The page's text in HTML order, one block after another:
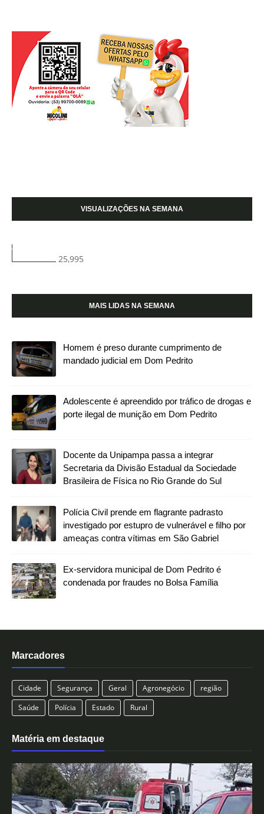
VISUALIZAÇÕES NA SEMANA
25,995
MAIS LIDAS NA SEMANA
Homem é preso durante cumprimento de
mandado judicial em Dom Pedrito
Adolescente é apreendido por tráfico de drogas e
porte ilegal de munição em Dom Pedrito
Docente da Unipampa passa a integrar
Secretaria da Divisão Estadual da Sociedade
Brasileira de Física no Rio Grande do Sul
Polícia Civil prende em flagrante padrasto
investigado por estupro de vulnerável e filho por
ameaças contra vítimas em São Gabriel
Ex-servidora municipal de Dom Pedrito é
condenada por fraudes no Bolsa Família
Marcadores
Cidade Segurança Geral Agronegócio
região
Saúde
Polícia Estado Rural
Matéria em destaque